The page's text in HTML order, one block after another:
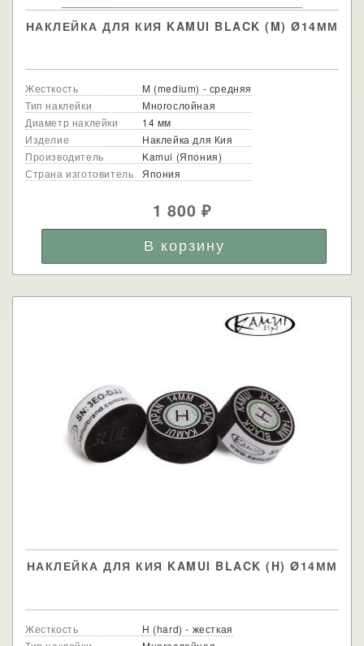
НАКЛЕЙКА ДЛЯ КИЯ KAMUI BLACK (M) Ø14ММ
Жесткость
M (medium) - средняя
Тип наклейки
Многослойная
Диаметр наклейки
14 мм
Изделие
Наклейка для Кия
Производитель
Kamui (Япония)
Страна изготовитель
Япония
1 800₽
НАКЛЕЙКА ДЛЯ КИЯ KAMUI BLACK (H) Ø14ММ
Жесткость
H (hard) - жесткая